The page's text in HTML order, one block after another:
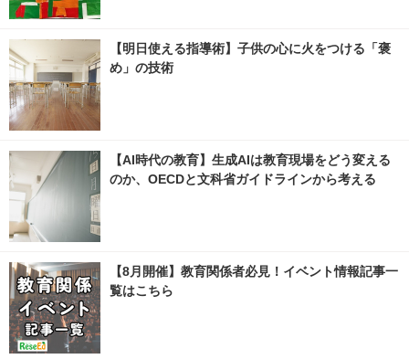
【明日使える指導術】子供の心に火をつける「褒
め」の技術
【AI時代の教育】生成AIは教育現場をどう変える
のか、OECDと文科省ガイドラインから考える
【8月開催】教育関係者必見！イベント情報記事一
覧はこちら